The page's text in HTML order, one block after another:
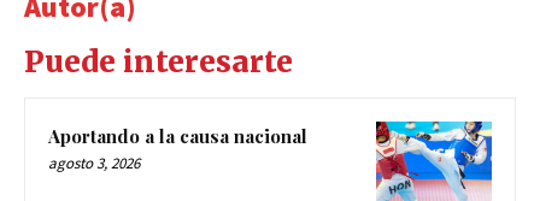
Autor(a)
Puede interesarte
Aportando a la causa nacional
agosto 3, 2026